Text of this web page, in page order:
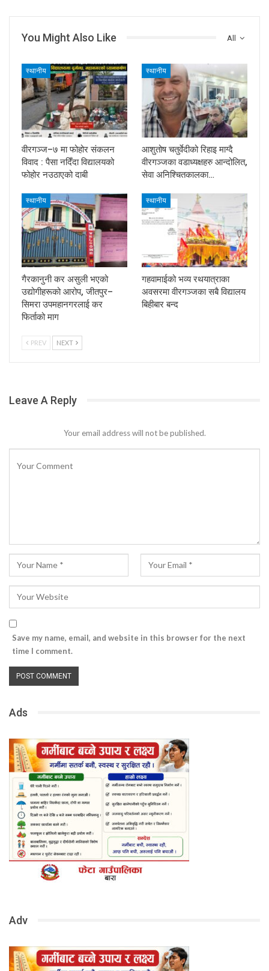
All
You Might Also Like
स्थानीय
वीरगञ्ज–७ मा फोहोर संकलन
विवाद : पैसा नदिँदा विद्यालयको
फोहोर नउठाएको दाबी
स्थानीय
आशुतोष चतुर्वेदीको रिहाइ माग्दै
वीरगञ्जका वडाध्यक्षहरु आन्दोलित,
सेवा अनिश्चितकालका…
स्थानीय
गैरकानुनी कर असुली भएको
उद्योगीहरूको आरोप, जीतपुर–
सिमरा उपमहानगरलाई कर
फिर्ताको माग
स्थानीय
गहवामाईको भव्य रथयात्राका
अवसरमा वीरगञ्जका सबै विद्यालय
बिहीबार बन्द
PREV NEXT
Leave A Reply
Your email address will not be published.
Save my name, email, and website in this browser for the next
time I comment.
Ads
Adv